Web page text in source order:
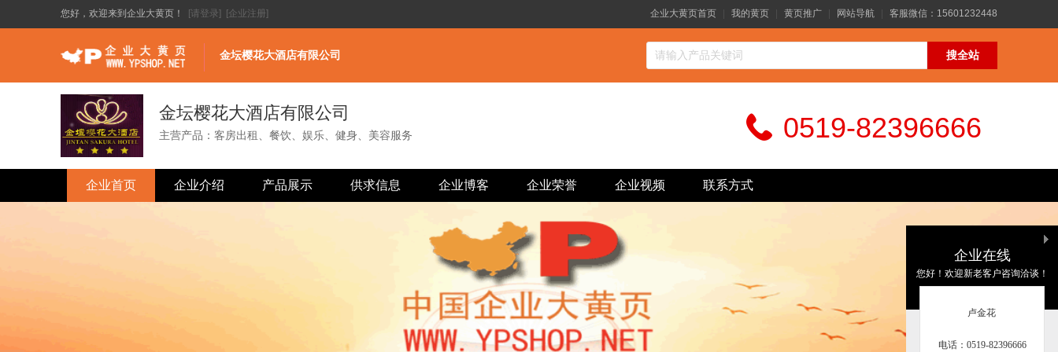
您好，欢迎来到企业大黄页！ [请登录] [企业注册] 企业大黄页首页 我的黄页 黄页推广 网站导航 客服微信：15601232448
金坛樱花大酒店有限公司
金坛樱花大酒店有限公司
主营产品：客房出租、餐饮、娱乐、健身、美容服务 0519-82396666
企业首页 企业介绍 产品展示 供求信息 企业博客 企业荣誉 企业视频 联系方式
企业在线
您好！欢迎新老客户咨询洽谈！
卢金花
电话：0519-82396666